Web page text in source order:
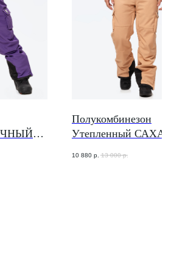
Полукомбинезон
Утепленный
10 880 р. 13 000 р.